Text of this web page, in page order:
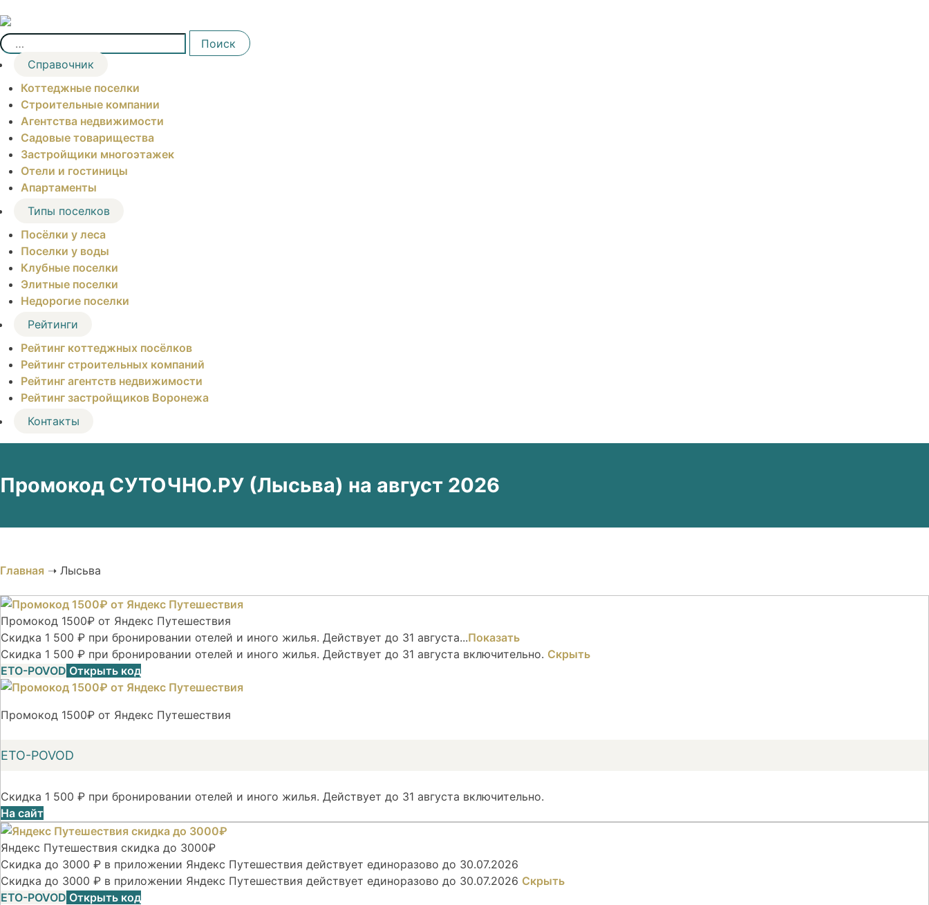
to
content
Найти:
Поиск
Справочник
Коттеджные поселки
Строительные компании
Агентства недвижимости
Садовые товарищества
Застройщики многоэтажек
Отели и гостиницы
Апартаменты
Типы поселков
Посёлки у леса
Поселки у воды
Клубные поселки
Элитные поселки
Недорогие поселки
Рейтинги
Рейтинг коттеджных посёлков
Рейтинг строительных компаний
Рейтинг агентств недвижимости
Рейтинг застройщиков Воронежа
Контакты
Промокод СУТОЧНО.РУ (Лысьва) на август 2026
Главная ➝ Лысьва
Промокод 1500₽ от Яндекс Путешествия
Скидка 1 500 ₽ при бронировании отелей и иного жилья. Действует до 31 августа...Показать
Скидка 1 500 ₽ при бронировании отелей и иного жилья. Действует до 31 августа включительно. Скрыть
ETO-POVOD Открыть код
Промокод 1500₽ от Яндекс Путешествия
ETO-POVOD
Скидка 1 500 ₽ при бронировании отелей и иного жилья. Действует до 31 августа включительно.
На сайт
Яндекс Путешествия скидка до 3000₽
Скидка до 3000 ₽ в приложении Яндекс Путешествия действует единоразово до 30.07.2026
Скидка до 3000 ₽ в приложении Яндекс Путешествия действует единоразово до 30.07.2026 Скрыть
ETO-POVOD Открыть код